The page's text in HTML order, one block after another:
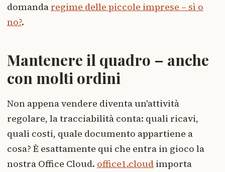
domanda regime delle piccole imprese – sì o
no?.
Mantenere il quadro – anche
con molti ordini
Non appena vendere diventa un'attività
regolare, la tracciabilità conta: quali ricavi,
quali costi, quale documento appartiene a
cosa? È esattamente qui che entra in gioco la
nostra Office Cloud. office1.cloud importa